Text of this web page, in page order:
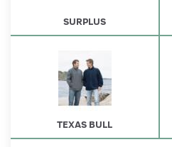
SURPLUS
TEXAS BULL